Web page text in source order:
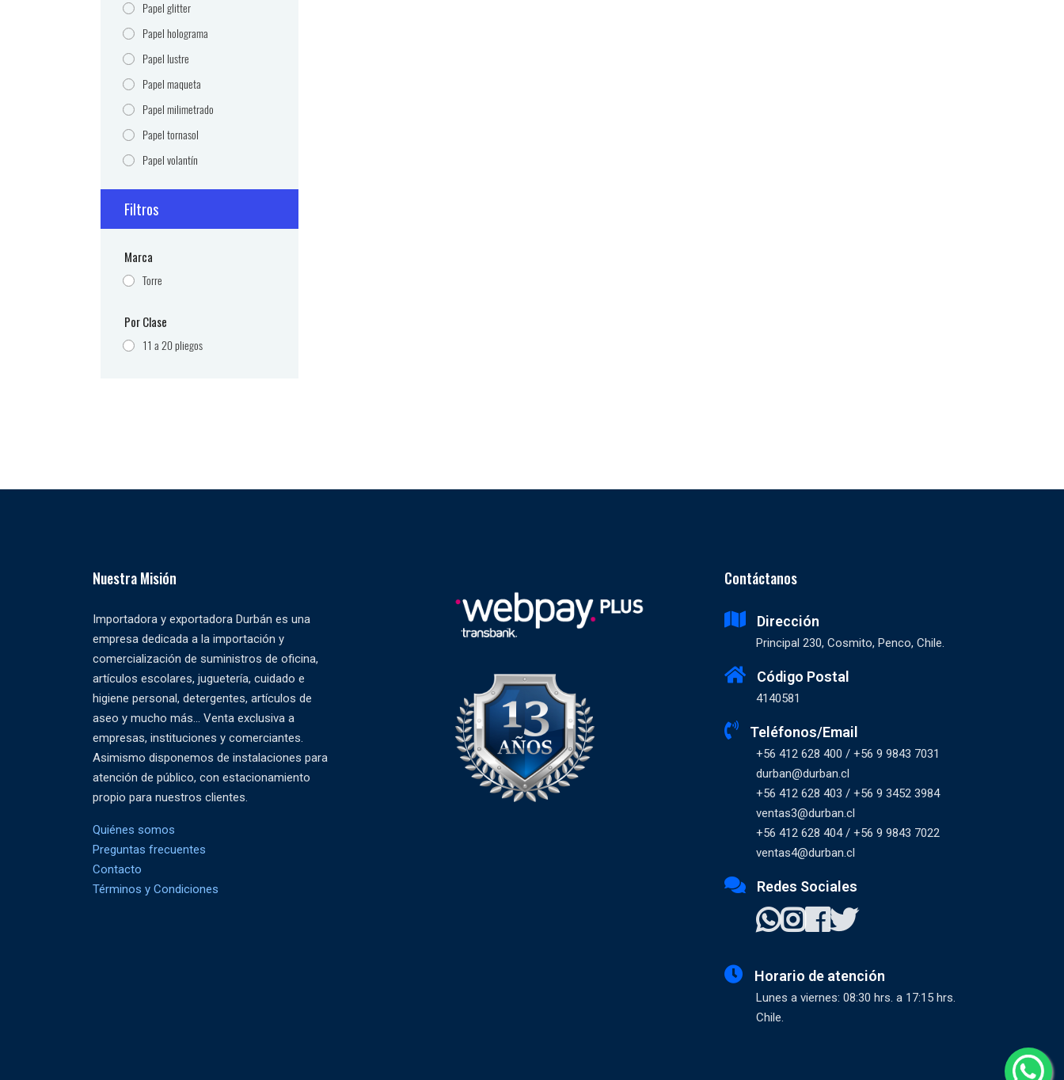
Papel glitter
Papel holograma
Papel lustre
Papel maqueta
Papel milimetrado
Papel tornasol
Papel volantín
Filtros
Marca
Torre
Por Clase
11 a 20 pliegos
Nuestra Misión
Importadora y exportadora Durbán es una
empresa dedicada a la importación y
comercialización de suministros de oficina,
artículos escolares, juguetería, cuidado e
higiene personal, detergentes, artículos de
aseo y mucho más... Venta exclusiva a
empresas, instituciones y comerciantes.
Asimismo disponemos de instalaciones para
atención de público, con estacionamiento
propio para nuestros clientes.
Quiénes somos
Preguntas frecuentes
Contacto
Términos y Condiciones
Contáctanos
Dirección
Principal 230, Cosmito, Penco, Chile.
Código Postal
4140581
Teléfonos/Email
+56 412 628 400 / +56 9 9843 7031
durban@durban.cl
+56 412 628 403 / +56 9 3452 3984
ventas3@durban.cl
+56 412 628 404 / +56 9 9843 7022
ventas4@durban.cl
Redes Sociales
Horario de atención
Lunes a viernes: 08:30 hrs. a 17:15 hrs.
Chile.